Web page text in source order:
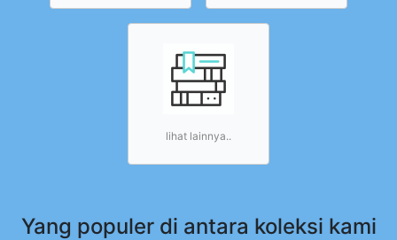
lihat lainnya..
Yang populer di antara koleksi kami